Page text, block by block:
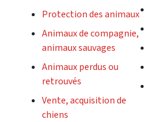
Protection des animaux
Animaux de compagnie,
animaux sauvages
Animaux perdus ou
retrouvés
Vente, acquisition de
chiens